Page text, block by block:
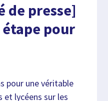
de presse]
pour
pour une véritable
lycéens sur les